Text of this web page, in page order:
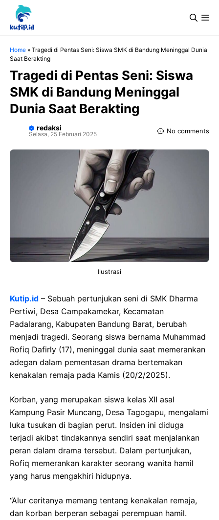
Langsung
Home » Tragedi di Pentas Seni: Siswa SMK di Bandung Meninggal Dunia
Saat Berakting
Tragedi di Pentas Seni: Siswa
SMK di Bandung Meninggal
Dunia Saat Berakting
redaksi
Selasa, 25 Februari 2025 No comments
Ilustrasi
Kutip.id – Sebuah pertunjukan seni di SMK Dharma
Pertiwi, Desa Campakamekar, Kecamatan
Padalarang, Kabupaten Bandung Barat, berubah
menjadi tragedi. Seorang siswa bernama Muhammad
Rofiq Dafirly (17), meninggal dunia saat memerankan
adegan dalam pementasan drama bertemakan
kenakalan remaja pada Kamis (20/2/2025).
Korban, yang merupakan siswa kelas XII asal
Kampung Pasir Muncang, Desa Tagogapu, mengalami
luka tusukan di bagian perut. Insiden ini diduga
terjadi akibat tindakannya sendiri saat menjalankan
peran dalam drama tersebut. Dalam pertunjukan,
Rofiq memerankan karakter seorang wanita hamil
yang harus mengakhiri hidupnya.
“Alur ceritanya memang tentang kenakalan remaja,
dan korban berperan sebagai perempuan hamil.